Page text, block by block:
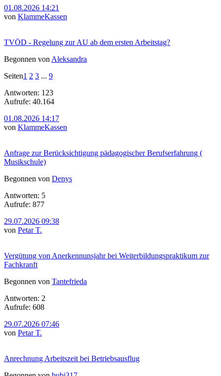
01.08.2026 14:21
von KlammeKassen
TVÖD - Regelung zur AU ab dem ersten Arbeitstag?
Begonnen von Aleksandra
Seiten1 2 3 ... 9
Antworten: 123
Aufrufe: 40.164
01.08.2026 14:17
von KlammeKassen
Anfrage zur Berücksichtigung pädagogischer Berufserfahrung (
Musikschule)
Begonnen von Denys
Antworten: 5
Aufrufe: 877
29.07.2026 09:38
von Petar T.
Vergütung von Anerkennunsjahr bei Weiterbildungspraktikum zur
Fachkranft
Begonnen von Tantefrieda
Antworten: 2
Aufrufe: 608
29.07.2026 07:46
von Petar T.
Anrechnung Arbeitszeit bei Betriebsausflug